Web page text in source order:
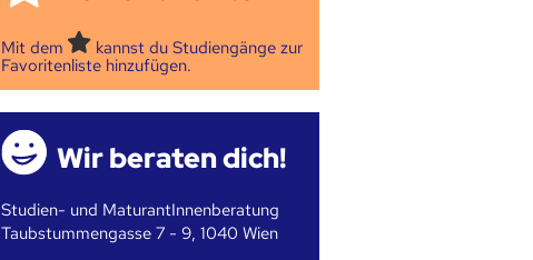
Mit dem
kannst du Studiengänge zur
Favoritenliste hinzufügen.
Wir beraten dich!
Studien- und MaturantInnenberatung
Taubstummengasse 7 - 9, 1040 Wien